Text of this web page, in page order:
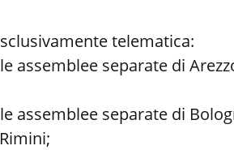
telematica:
le assemblee separate di
le assemblee separate di